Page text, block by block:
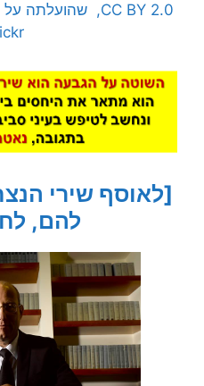
[לאוסף שירי
להם,